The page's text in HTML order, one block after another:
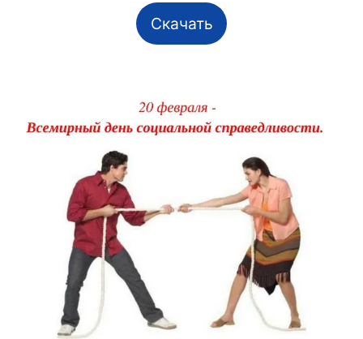
Скачать